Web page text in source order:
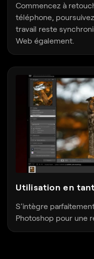
Commencez à
téléphone,
travail reste
Web également.
Utilisation en
S’intègre
Photoshop pour une